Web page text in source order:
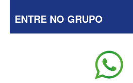
ENTRE NO GRUPO